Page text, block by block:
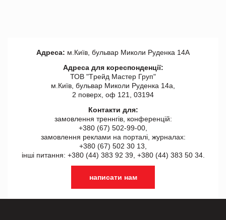
Адреса: м.Київ, бульвар Миколи Руденка 14А
Адреса для кореспонденції:
ТОВ "Tрейд Мастер Груп"
м.Київ, бульвар Миколи Руденка 14а,
2 поверх, оф 121, 03194
Контакти для:
замовлення треннгів, конференцій:
+380 (67) 502-99-00,
замовлення реклами на порталі, журналах:
+380 (67) 502 30 13,
інші питання: +380 (44) 383 92 39, +380 (44) 383 50 34.
написати нам